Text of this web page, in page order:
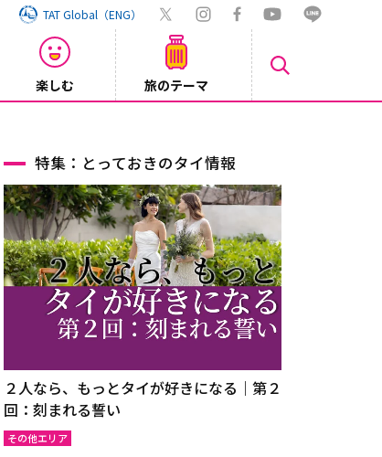
TAT Global（ENG）
楽しむ 旅のテーマ
特集：とっておきのタイ情報
２人なら、もっとタイが好きになる｜第２
回：刻まれる誓い
その他エリア